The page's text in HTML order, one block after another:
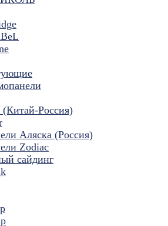
(Китай-Россия)
Аляска (Россия)
Zodiac
сайдинг